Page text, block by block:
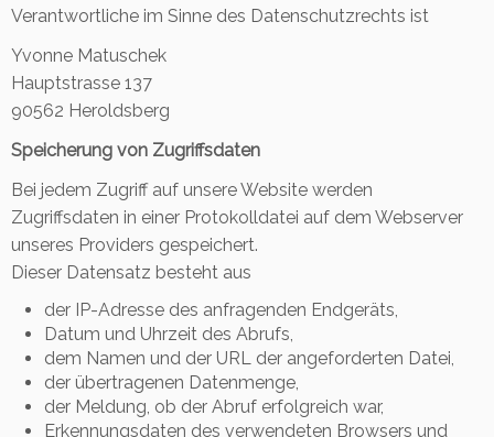
Verantwortliche im Sinne des Datenschutzrechts ist
Yvonne Matuschek
Hauptstrasse 137
90562 Heroldsberg
Speicherung von Zugriffsdaten
Bei jedem Zugriff auf unsere Website werden
Zugriffsdaten in einer Protokolldatei auf dem Webserver
unseres Providers gespeichert.
Dieser Datensatz besteht aus
der IP-Adresse des anfragenden Endgeräts,
Datum und Uhrzeit des Abrufs,
dem Namen und der URL der angeforderten Datei,
der übertragenen Datenmenge,
der Meldung, ob der Abruf erfolgreich war,
Erkennungsdaten des verwendeten Browsers und